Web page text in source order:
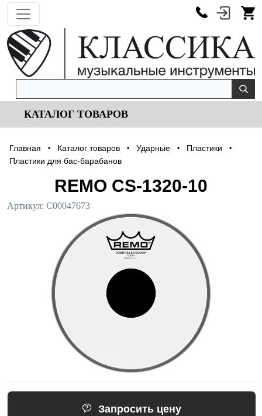
КАТАЛОГ ТОВАРОВ
Главная • Каталог товаров • Ударные • Пластики •
Пластики для бас-барабанов
REMO CS-1320-10
Артикул: С00047673
Запросить цену